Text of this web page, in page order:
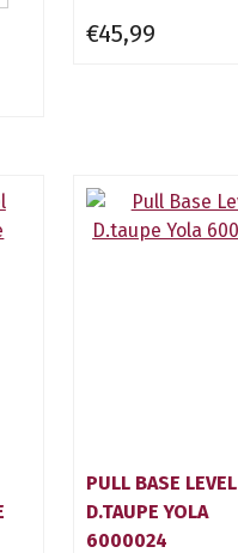
€45,99
PULL BASE LEVEL
D.TAUPE YOLA
6000024